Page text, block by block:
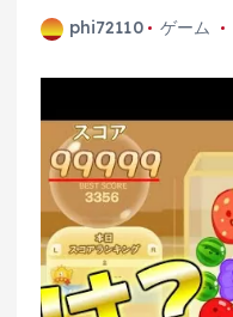
phi72110 ゲーム